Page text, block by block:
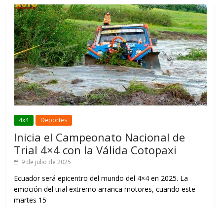
4x4 Deportes
Inicia el Campeonato Nacional de
Trial 4×4 con la Válida Cotopaxi
9 de julio de 2025
Ecuador será epicentro del mundo del 4×4 en 2025. La
emoción del trial extremo arranca motores, cuando este
martes 15